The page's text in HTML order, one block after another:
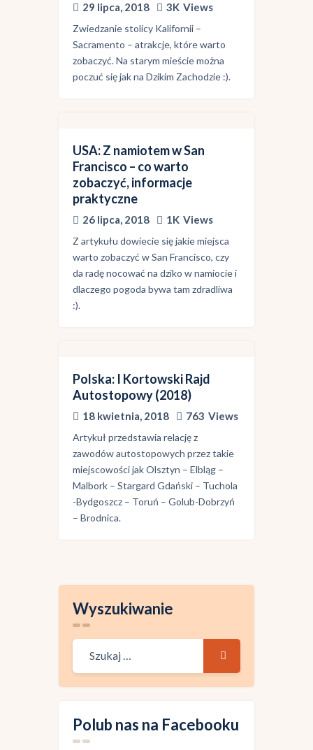
29 lipca, 2018 3K Views
Zwiedzanie stolicy Kalifornii –
Sacramento – atrakcje, które warto
zobaczyć. Na starym mieście można
poczuć się jak na Dzikim Zachodzie :).
USA: Z namiotem w San
Francisco – co warto
zobaczyć, informacje
praktyczne
26 lipca, 2018 1K Views
Z artykułu dowiecie się jakie miejsca
warto zobaczyć w San Francisco, czy
da radę nocować na dziko w namiocie i
dlaczego pogoda bywa tam zdradliwa
:).
Polska: I Kortowski Rajd
Autostopowy (2018)
18 kwietnia, 2018 763 Views
Artykuł przedstawia relację z
zawodów autostopowych przez takie
miejscowości jak Olsztyn – Elbląg –
Malbork – Stargard Gdański – Tuchola
-Bydgoszcz – Toruń – Golub-Dobrzyń
– Brodnica.
Wyszukiwanie
Polub nas na Facebooku